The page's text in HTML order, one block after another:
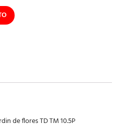
de flores TD TM 10.5P